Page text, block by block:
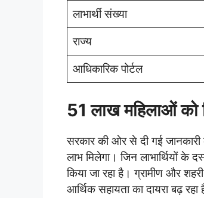
लाभार्थी संख्या
राज्य
आधिकारिक पोर्टल
51 लाख महिलाओं को
सरकार की ओर से दी गई
लाभ मिलेगा। जिन लाभार्थियों के
किया जा रहा है। ग्रामीण और
आर्थिक सहायता का दायरा बढ़ रहा